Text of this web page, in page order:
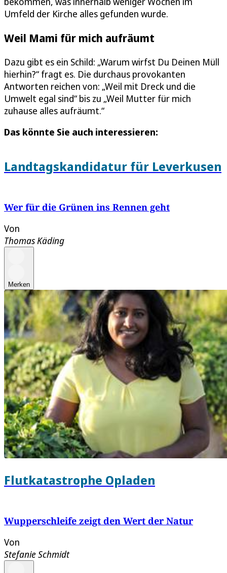
Umfeld der Kirche alles gefunden wurde.
Weil Mami für mich aufräumt
Dazu gibt es ein Schild: „Warum wirfst Du Deinen Müll
hierhin?“ fragt es. Die durchaus provokanten
Antworten reichen von: „Weil mit Dreck und die
Umwelt egal sind“ bis zu „Weil Mutter für mich
zuhause alles aufräumt.“
Das könnte Sie auch interessieren:
Landtagskandidatur für Leverkusen
Wer für die Grünen ins Rennen geht
Von
Thomas Käding
Merken
Flutkatastrophe Opladen
Wupperschleife zeigt den Wert der Natur
Von
Stefanie Schmidt